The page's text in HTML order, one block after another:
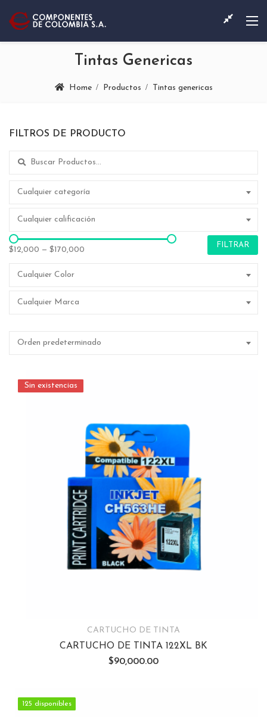
Tintas Genericas
Home Productos Tintas genericas
FILTROS DE PRODUCTO
Search for:
Cualquier categoría
Cualquier calificación
$12,000 — $170,000
FILTRAR
Cualquier Color
Cualquier Marca
Orden predeterminado
Sin existencias
Sin existencias
CARTUCHO DE TINTA
CARTUCHO DE TINTA 122XL BK
$90,000.00
125 disponibles
125 disponibles